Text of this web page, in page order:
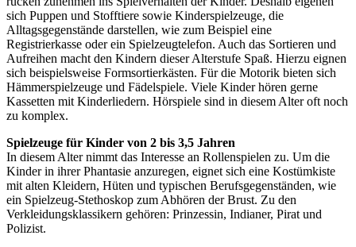
sich Puppen und Stofftiere sowie Kinderspielzeuge, die
Alltagsgegenstände darstellen, wie zum Beispiel eine
Registrierkasse oder ein Spielzeugtelefon. Auch das Sortieren und
Aufreihen macht den Kindern dieser Alterstufe Spaß. Hierzu eignen
sich beispielsweise Formsortierkästen. Für die Motorik bieten sich
Hämmerspielzeuge und Fädelspiele. Viele Kinder hören gerne
Kassetten mit Kinderliedern. Hörspiele sind in diesem Alter oft noch
zu komplex.
Spielzeuge für Kinder von 2 bis 3,5 Jahren
In diesem Alter nimmt das Interesse an Rollenspielen zu. Um die
Kinder in ihrer Phantasie anzuregen, eignet sich eine Kostümkiste
mit alten Kleidern, Hüten und typischen Berufsgegenständen, wie
ein Spielzeug-Stethoskop zum Abhören der Brust. Zu den
Verkleidungsklassikern gehören: Prinzessin, Indianer, Pirat und
Polizist.